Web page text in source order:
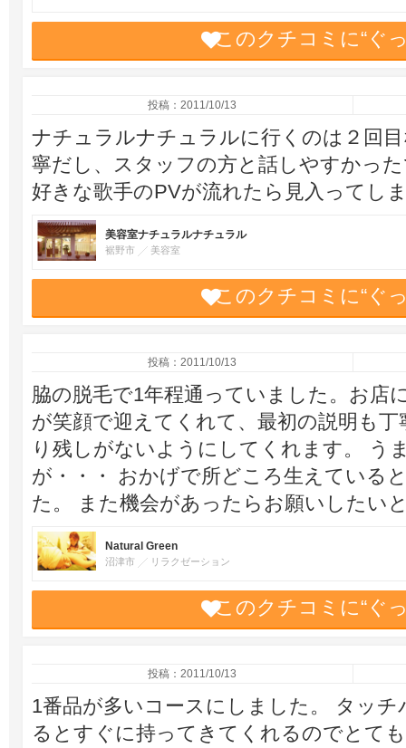
このクチコミに“ぐ
投稿：2011/10/13
ナチュラルナチュラルに行くのは２回
寧だし、スタッフの方と話しやすかっ
好きな歌手のPVが流れたら見入ってし
美容室ナチュラルナチュラル
裾野市 美容室
このクチコミに“ぐ
投稿：2011/10/13
脇の脱毛で1年程通っていました。お店
が笑顔で迎えてくれて、最初の説明も
り残しがないようにしてくれます。 う
が・・・ おかげで所どころ生えている
た。 また機会があったらお願いしたい
Natural Green
沼津市 リラクゼーション
このクチコミに“ぐ
投稿：2011/10/13
1番品が多いコースにしました。 タッ
るとすぐに持ってきてくれるのでとて